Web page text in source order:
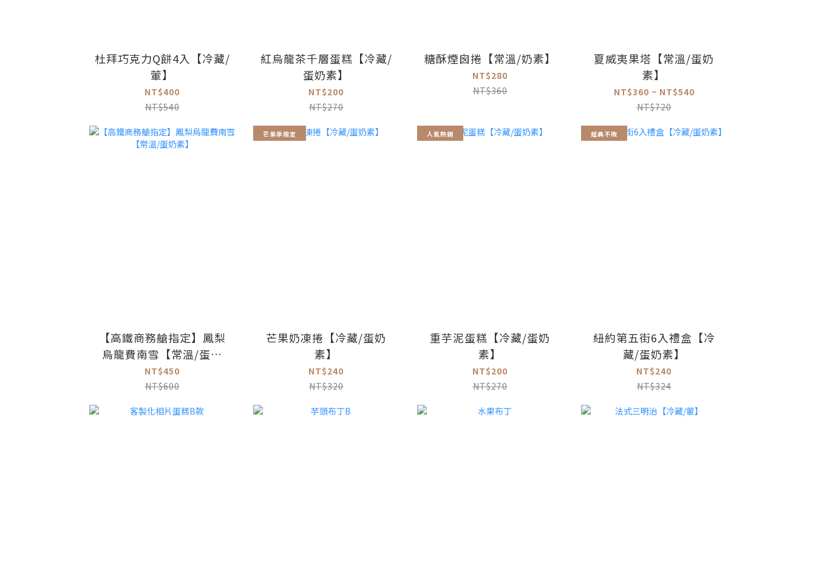
杜拜巧克力Q餅4入【冷藏/
葷】
NT$400
NT$540
紅烏龍茶千層蛋糕【冷藏/
蛋奶素】
NT$200
NT$270
糖酥煙囪捲【常溫/奶素】
NT$280
NT$360
夏威夷果塔【常溫/蛋奶
素】
NT$360 ~ NT$540
NT$720
【高鐵商務艙指定】鳳梨
烏龍費南雪【常溫/蛋奶
素】
NT$450
NT$600
芒果季限定
芒果奶凍捲【冷藏/蛋奶
素】
NT$240
NT$320
人氣熱銷
重芋泥蛋糕【冷藏/蛋奶
素】
NT$200
NT$270
經典不敗
紐約第五街6入禮盒【冷
藏/蛋奶素】
NT$240
NT$324